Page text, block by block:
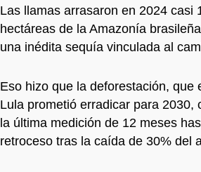
Las llamas arrasaron en 2024 casi
hectáreas de la Amazonía
una inédita sequía vinculada al
Eso hizo que la deforestación, que
Lula prometió erradicar para 2030,
la última medición de 12 meses
retroceso tras la caída de 30% del